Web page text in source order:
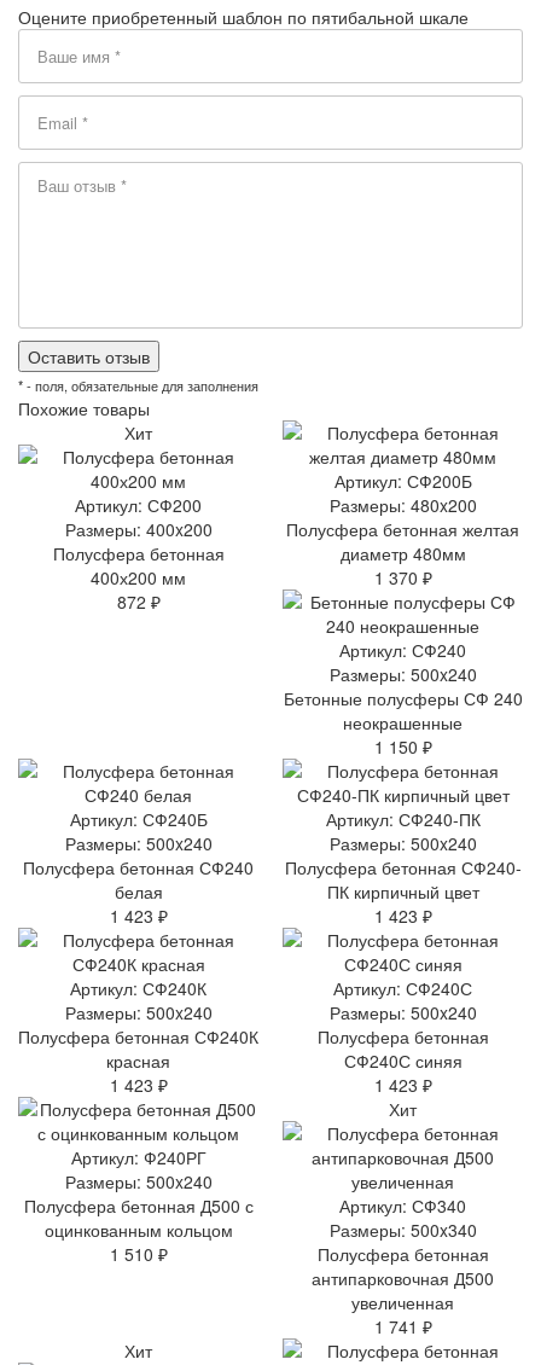
Оцените приобретенный шаблон по пятибальной шкале
* - поля, обязательные для заполнения
Похожие товары
Хит
Артикул: СФ200
Размеры: 400x200
Полусфера бетонная
400х200 мм
872 ₽
Артикул: СФ200Б
Размеры: 480x200
Полусфера бетонная желтая
диаметр 480мм
1 370 ₽
Артикул: СФ240
Размеры: 500x240
Бетонные полусферы СФ 240
неокрашенные
1 150 ₽
Артикул: СФ240Б
Размеры: 500x240
Полусфера бетонная СФ240
белая
1 423 ₽
Артикул: СФ240-ПК
Размеры: 500x240
Полусфера бетонная СФ240-
ПК кирпичный цвет
1 423 ₽
Артикул: СФ240К
Размеры: 500x240
Полусфера бетонная СФ240К
красная
1 423 ₽
Артикул: СФ240С
Размеры: 500x240
Полусфера бетонная
СФ240С синяя
1 423 ₽
Артикул: Ф240РГ
Размеры: 500x240
Полусфера бетонная Д500 с
оцинкованным кольцом
1 510 ₽
Хит
Артикул: СФ340
Размеры: 500x340
Полусфера бетонная
антипарковочная Д500
увеличенная
1 741 ₽
Хит